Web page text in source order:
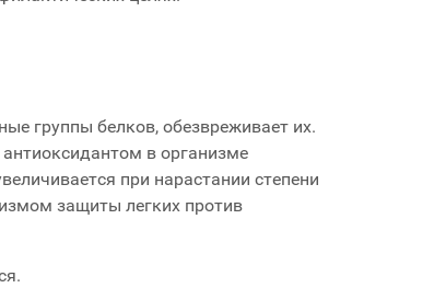
группы белков, обезвреживает их.
в организме
при нарастании степени
защиты легких против